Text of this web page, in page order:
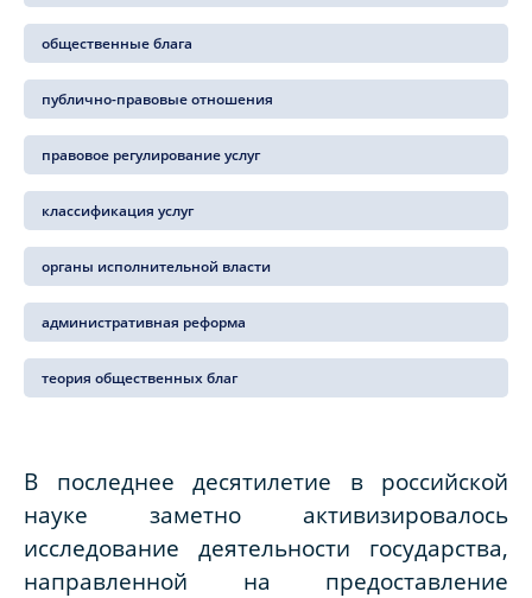
общественные блага
публично-правовые отношения
правовое регулирование услуг
классификация услуг
органы исполнительной власти
административная реформа
теория общественных благ
В последнее десятилетие в российской
науке заметно активизировалось
исследование деятельности государства,
направленной на предоставление